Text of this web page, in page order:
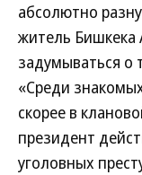
абсолютно
житель Бишкека
задумываться о
«Среди
скорее в
президент
уголовных